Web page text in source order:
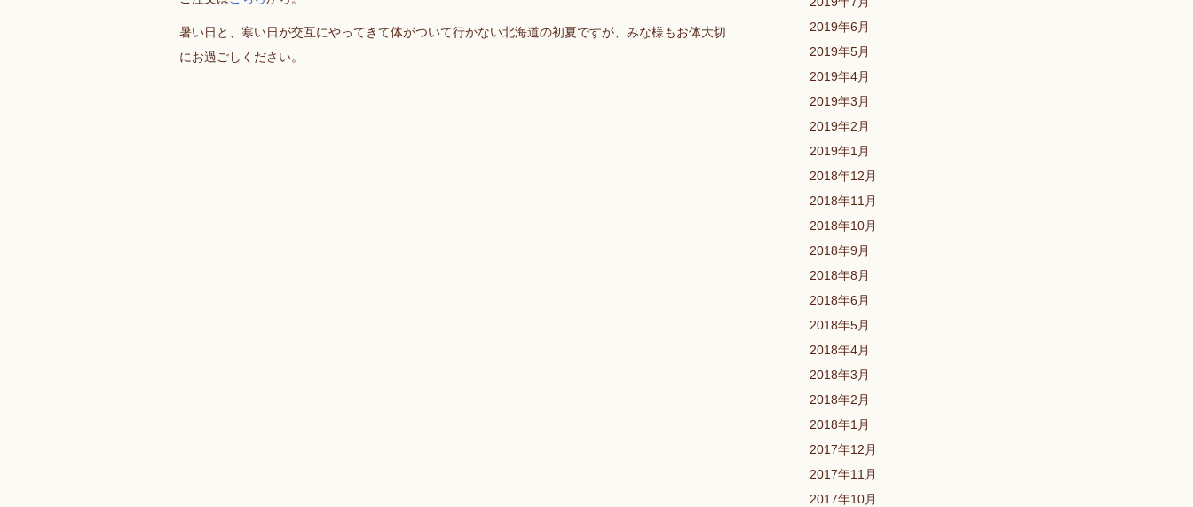
暑い日と、寒い日が交互にやってきて体がついて行かない北海道の初夏ですが、みな様もお体大切
にお過ごしください。
2019年6月
2019年5月
2019年4月
2019年3月
2019年2月
2019年1月
2018年12月
2018年11月
2018年10月
2018年9月
2018年8月
2018年6月
2018年5月
2018年4月
2018年3月
2018年2月
2018年1月
2017年12月
2017年11月
2017年10月